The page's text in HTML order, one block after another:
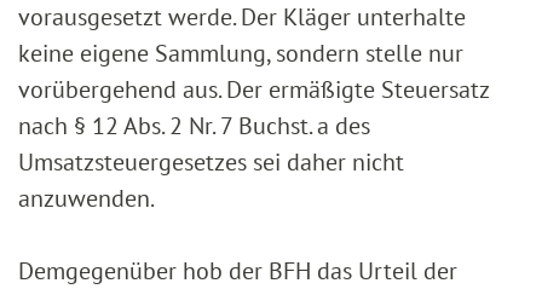
vorausgesetzt werde. Der Kläger unterhalte
keine eigene Sammlung, sondern stelle nur
vorübergehend aus. Der ermäßigte Steuersatz
nach § 12 Abs. 2 Nr. 7 Buchst. a des
Umsatzsteuergesetzes sei daher nicht
anzuwenden.
Demgegenüber hob der BFH das Urteil der